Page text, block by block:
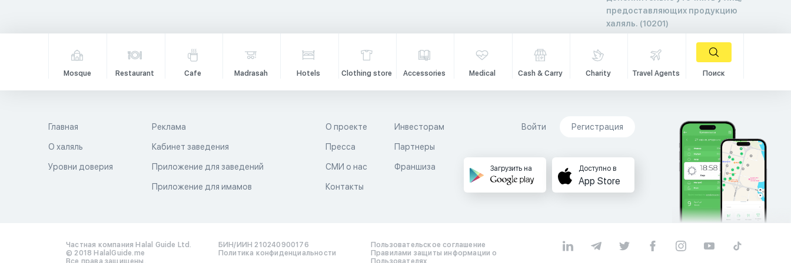
предоставляющих продукцию
халяль. (10201)
Mosque Restaurant Cafe Madrasah Hotels Clothing store Accessories Medical Cash & Carry Charity Travel Agents Поиск
Главная
О халяль
Уровни доверия
Реклама
Кабинет заведения
Приложение для заведений
Приложение для имамов
О проекте
Пресса
СМИ о нас
Контакты
Инвесторам
Партнеры
Франшиза
Войти Регистрация
Загрузить на Доступно в
App Store
Частная компания Halal Guide Ltd.
© 2018 HalalGuide.me
Все права защищены.
БИН/ИИН 210240900176
Политика конфиденциальности
Пользовательское соглашение
Правилами защиты информации о
Пользователях